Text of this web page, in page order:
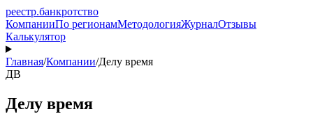
реестр.банкротство
КомпанииПо регионамМетодологияЖурналОтзывы
Калькулятор
Главная/Компании/Делу время
ДВ
Делу время